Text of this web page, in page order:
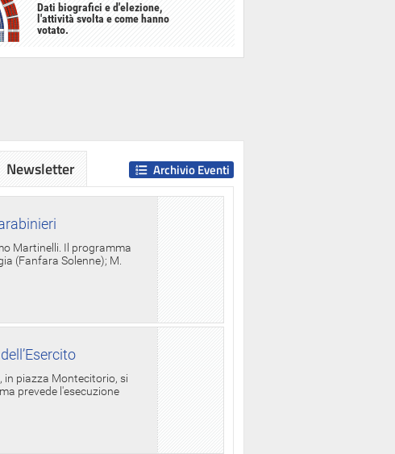
Dati biografici e d'elezione,
l'attività svolta e come hanno
votato.
Martinelli. Il programma
(Fanfara Solenne); M.
in piazza Montecitorio, si
prevede l'esecuzione
Archivio Eventi
Newsletter